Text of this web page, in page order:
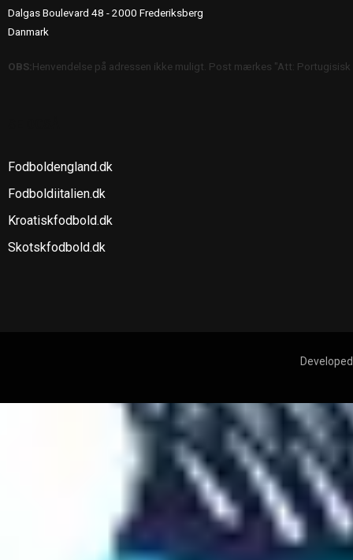
Dalgas Boulevard 48 - 2000 Frederiksberg
Danmark
OBS:Henvendelse på adressen ikke muligt. Post mærkes "Att:
Fodboldengland.dk
Fodboldiitalien.dk
Kroatiskfodbold.dk
Skotskfodbold.dk